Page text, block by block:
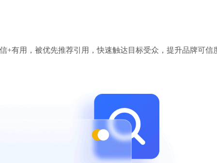
有用，被优先推荐引用，快速触达目标受众，提升品牌可信